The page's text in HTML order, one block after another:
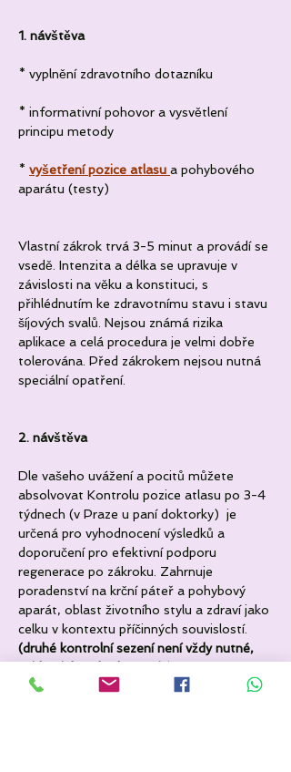
1. návštěva
* vyplnění zdravotního dotazníku
* informativní pohovor a vysvětlení
principu metody
* vyšetření pozice atlasu a pohybového
aparátu (testy)
Vlastní zákrok trvá 3-5 minut a provádí se
vsedě. Intenzita a délka se upravuje v
závislosti na věku a konstituci, s
přihlédnutím ke zdravotnímu stavu i stavu
šíjových svalů. Nejsou známá rizika
aplikace a celá procedura je velmi dobře
tolerována. Před zákrokem nejsou nutná
speciální opatření.
2. návštěva
Dle vašeho uvážení a pocitů můžete
absolvovat Kontrolu pozice atlasu po 3-4
týdnech (v Praze u paní doktorky)  je
určená pro vyhodnocení výsledků a
doporučení pro efektivní podporu
regenerace po zákroku. Zahrnuje
poradenství na krční páteř a pohybový
aparát, oblast životního stylu a zdraví jako
celku v kontextu příčinných souvislostí.
(druhé kontrolní sezení není vždy nutné,